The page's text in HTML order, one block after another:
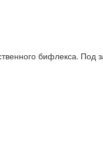
бифлекса. Под